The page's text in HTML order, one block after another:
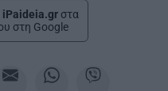
iPaideia.gr στα
στη Google